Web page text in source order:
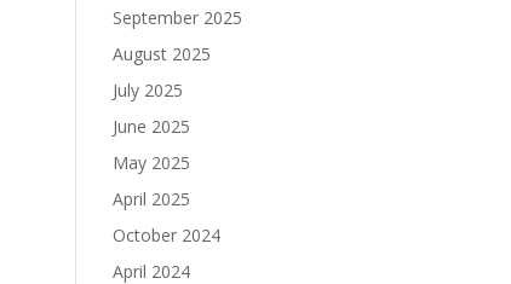
September 2025
August 2025
July 2025
June 2025
May 2025
April 2025
October 2024
April 2024